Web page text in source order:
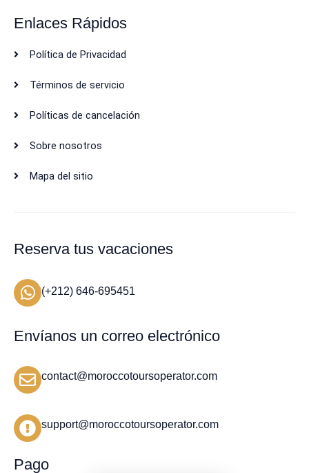
Enlaces Rápidos
Política de Privacidad
Términos de servicio
Políticas de cancelación
Sobre nosotros
Mapa del sitio
Reserva tus vacaciones
(+212) 646-695451
Envíanos un correo electrónico
contact@moroccotoursoperator.com
support@moroccotoursoperator.com
Pago